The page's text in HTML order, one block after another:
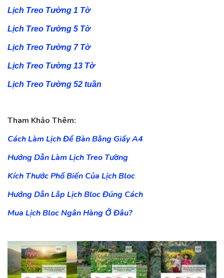
Lịch Treo Tường 1 Tờ
Lịch Treo Tường 5 Tờ
Lịch Treo Tường 7 Tờ
Lịch Treo Tường 13 Tờ
Lịch Treo Tường 52 tuần
Tham Khảo Thêm:
Cách Làm Lịch Để Bàn Bằng Giấy A4
Hướng Dẫn Làm Lịch Treo Tường
Kích Thước Phổ Biến Của Lịch Bloc
Hướng Dẫn Lắp Lịch Bloc Đúng Cách
Mua Lịch Bloc Ngân Hàng Ở Đâu?